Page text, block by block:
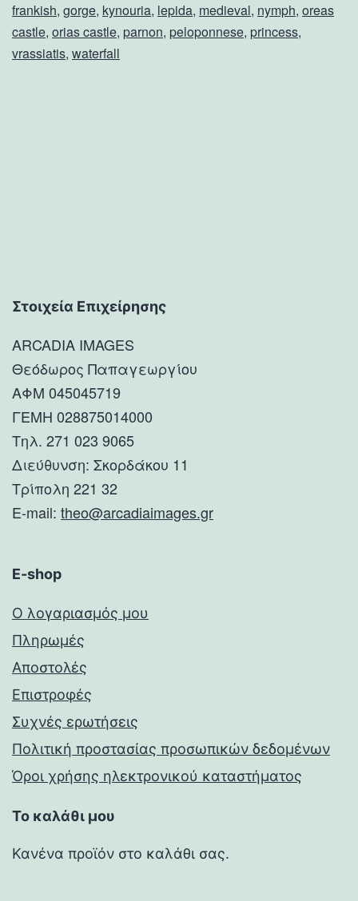
frankish, gorge, kynouria, lepida, medieval, nymph, oreas
castle, orias castle, parnon, peloponnese, princess,
vrassiatis, waterfall
Στοιχεία Επιχείρησης
ARCADIA IMAGES
Θεόδωρος Παπαγεωργίου
ΑΦΜ 045045719
ΓΕΜΗ 028875014000
Τηλ. 271 023 9065
Διεύθυνση: Σκορδάκου 11
Τρίπολη 221 32
E-mail: theo@arcadiaimages.gr
E-shop
Ο λογαριασμός μου
Πληρωμές
Αποστολές
Επιστροφές
Συχνές ερωτήσεις
Πολιτική προστασίας προσωπικών δεδομένων
Όροι χρήσης ηλεκτρονικού καταστήματος
Το καλάθι μου
Κανένα προϊόν στο καλάθι σας.